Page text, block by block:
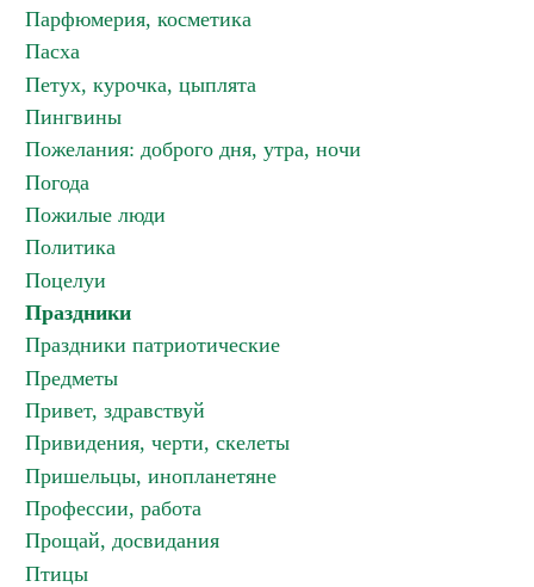
Парфюмерия, косметика
Пасха
Петух, курочка, цыплята
Пингвины
Пожелания: доброго дня, утра, ночи
Погода
Пожилые люди
Политика
Поцелуи
Праздники
Праздники патриотические
Предметы
Привет, здравствуй
Привидения, черти, скелеты
Пришельцы, инопланетяне
Профессии, работа
Прощай, досвидания
Птицы